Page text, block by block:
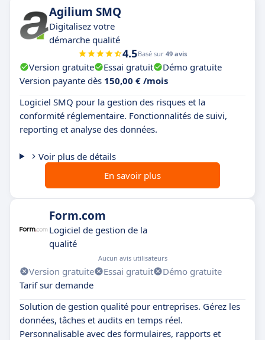
Agilium SMQ
Digitalisez votre
démarche qualité
4.5Basé sur 49 avis
Version gratuite Essai gratuit
Démo gratuite
Version payante dès 150,00 € /mois
Logiciel SMQ pour la gestion des risques et la
conformité réglementaire. Fonctionnalités de suivi,
reporting et analyse des données.
Voir plus de détails
En savoir plus
Form.com
Logiciel de gestion de la
qualité
Aucun avis utilisateurs
Version gratuite Essai gratuit
Démo gratuite
Tarif sur demande
Solution de gestion qualité pour entreprises. Gérez les
données, tâches et audits en temps réel.
Personnalisable avec des formulaires, rapports et